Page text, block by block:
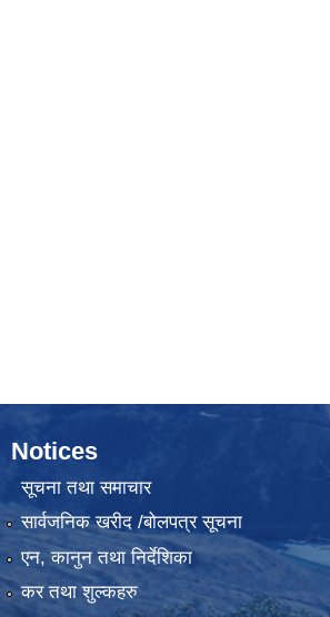
Notices
सूचना तथा समाचार
सार्वजनिक खरीद /बोलपत्र सूचना
एन, कानुन तथा निर्देशिका
कर तथा शुल्कहरु